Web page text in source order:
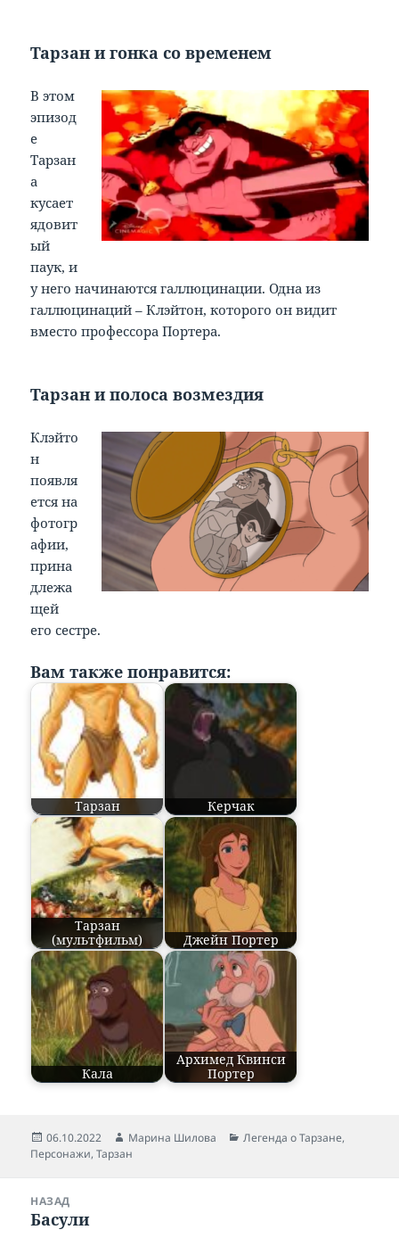
Тарзан и гонка со временем
В этом
эпизод
е
Тарзан
а
кусает
ядовит
ый
паук, и
у него начинаются галлюцинации. Одна из
галлюцинаций – Клэйтон, которого он видит
вместо профессора Портера.
Тарзан и полоса возмездия
Клэйто
н
появля
ется на
фотогр
афии,
прина
длежа
щей
его сестре.
Вам также понравится:
Тарзан Керчак
Тарзан
(мультфильм)
Джейн Портер
Кала
Архимед Квинси
Портер
Опубликовано
06.10.2022 Автор
Марина Шилова Рубрики
Легенда о Тарзане,
Персонажи,Тарзан
записям
НАЗАД
Предыдущая
Басули